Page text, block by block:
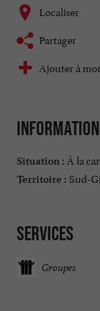
Localiser
Partager
Ajouter à
Situation : À la
Territoire : Sud-
Services
Groupes